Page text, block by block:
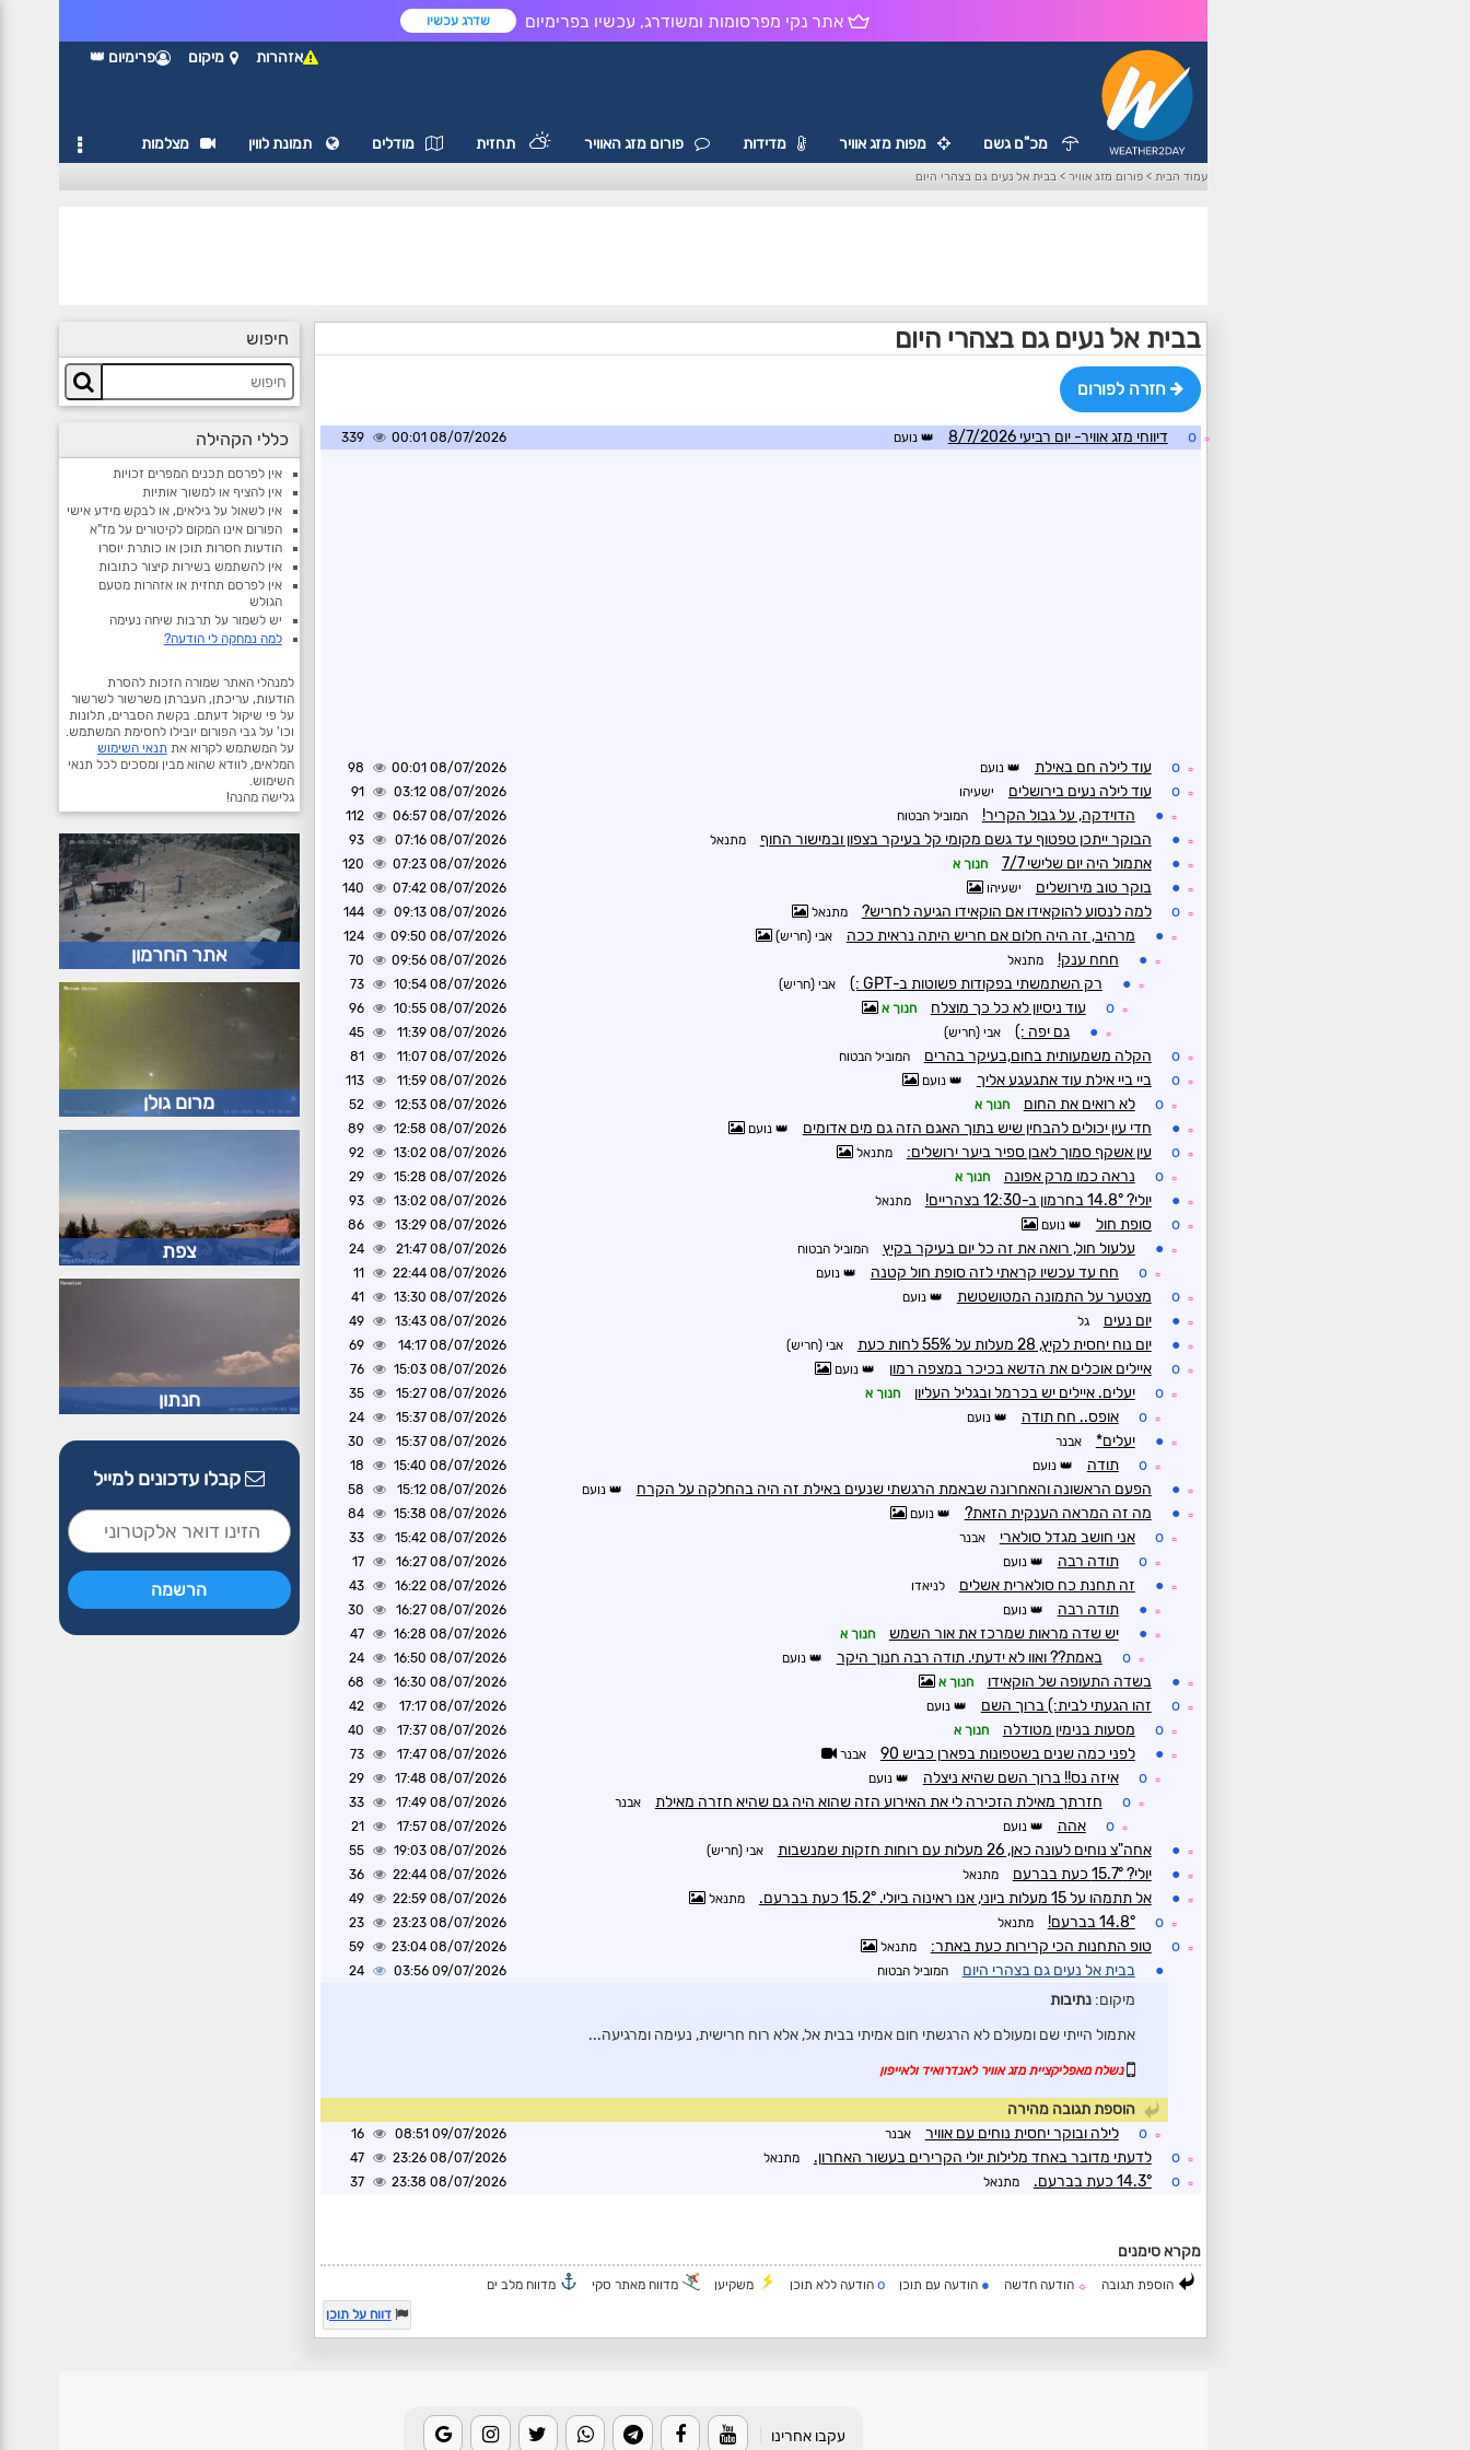
אתר נקי מפרסומות ומשודרג, עכשיו בפרימיום שדרג עכשיו
אזהרות מיקום פרימיום 👑
מכ"ם גשם מפות מזג אוויר מדידות פורום מזג האוויר תחזית מודלים תמונת לווין מצלמות
עמוד הבית >פורום מזג אוויר >בבית אל נעים גם בצהרי היום
בבית אל נעים גם בצהרי היום
חזרה לפורום
☼
o דיווחי מזג אוויר- יום רביעי 8/7/2026 נועם 08/07/2026 00:01
339
☼
o עוד לילה חם באילת נועם 08/07/2026 00:01
98
☼
o עוד לילה נעים בירושלים ישעיהו 08/07/2026 03:12
91
☼
● הדוידקה, על גבול הקריר! המוביל הבטוח 08/07/2026 06:57
112
☼
● הבוקר ייתכן טפטוף עד גשם מקומי קל בעיקר בצפון ובמישור החוף מתנאל 08/07/2026 07:16
93
☼
● אתמול היה יום שלישי 7/7 חנוך א 08/07/2026 07:23
120
☼
● בוקר טוב מירושלים ישעיהו 08/07/2026 07:42
140
☼
o למה לנסוע להוקאידו אם הוקאידו הגיעה לחריש? מתנאל 08/07/2026 09:13
144
☼
● מרהיב, זה היה חלום אם חריש היתה נראית ככה אבי (חריש) 08/07/2026 09:50
124
☼
● חחח ענק! מתנאל 08/07/2026 09:56
70
☼
● רק השתמשתי בפקודות פשוטות ב-GPT :) אבי (חריש) 08/07/2026 10:54
73
☼
o עוד ניסיון לא כל כך מוצלח חנוך א 08/07/2026 10:55
96
☼
● גם יפה :) אבי (חריש) 08/07/2026 11:39
45
☼
o הקלה משמעותית בחום,בעיקר בהרים המוביל הבטוח 08/07/2026 11:07
81
☼
o ביי ביי אילת עוד אתגעגע אליך נועם 08/07/2026 11:59
113
☼
o לא רואים את החום חנוך א 08/07/2026 12:53
52
☼
● חדי עין יכולים להבחין שיש בתוך האגם הזה גם מים אדומים נועם 08/07/2026 12:58
89
☼
o עין אשקף סמוך לאבן ספיר ביער ירושלים: מתנאל 08/07/2026 13:02
92
☼
o נראה כמו מרק אפונה חנוך א 08/07/2026 15:28
29
☼
● יולי? 14.8° בחרמון ב-12:30 בצהריים! מתנאל 08/07/2026 13:02
93
☼
o סופת חול נועם 08/07/2026 13:29
86
☼
● עלעול חול, רואה את זה כל יום בעיקר בקיץ המוביל הבטוח 08/07/2026 21:47
24
☼
o חח עד עכשיו קראתי לזה סופת חול קטנה נועם 08/07/2026 22:44
11
☼
o מצטער על התמונה המטושטשת נועם 08/07/2026 13:30
41
☼
● יום נעים גל 08/07/2026 13:43
49
☼
● יום נוח יחסית לקיץ, 28 מעלות על 55% לחות כעת אבי (חריש) 08/07/2026 14:17
69
☼
o איילים אוכלים את הדשא בכיכר במצפה רמון נועם 08/07/2026 15:03
76
☼
o יעלים. איילים יש בכרמל ובגליל העליון חנוך א 08/07/2026 15:27
35
☼
o אופס.. חח תודה נועם 08/07/2026 15:37
24
☼
● יעלים* אבנר 08/07/2026 15:37
30
☼
o תודה נועם 08/07/2026 15:40
18
☼
● הפעם הראשונה והאחרונה שבאמת הרגשתי שנעים באילת זה היה בהחלקה על הקרח נועם 08/07/2026 15:12
58
☼
● מה זה המראה הענקית הזאת? נועם 08/07/2026 15:38
84
☼
o אני חושב מגדל סולארי אבנר 08/07/2026 15:42
33
☼
o תודה רבה נועם 08/07/2026 16:27
17
☼
● זה תחנת כח סולארית אשלים לניאדו 08/07/2026 16:22
43
☼
● תודה רבה נועם 08/07/2026 16:27
30
☼
● יש שדה מראות שמרכז את אור השמש חנוך א 08/07/2026 16:28
47
☼
o באמת?? ואוו לא ידעתי. תודה רבה חנוך היקר נועם 08/07/2026 16:50
24
☼
● בשדה התעופה של הוקאידו חנוך א 08/07/2026 16:30
68
☼
o זהו הגעתי לבית:) ברוך השם נועם 08/07/2026 17:17
42
☼
o מסעות בנימין מטודלה חנוך א 08/07/2026 17:37
40
☼
● לפני כמה שנים בשטפונות בפארן כביש 90 אבנר 08/07/2026 17:47
73
☼
o איזה נס!! ברוך השם שהיא ניצלה נועם 08/07/2026 17:48
29
☼
o חזרתך מאילת הזכירה לי את האירוע הזה שהוא היה גם שהיא חזרה מאילת אבנר 08/07/2026 17:49
33
☼
o אהה נועם 08/07/2026 17:57
21
☼
● אחה"צ נוחים לעונה כאן, 26 מעלות עם רוחות חזקות שמנשבות אבי (חריש) 08/07/2026 19:03
55
☼
● יולי? 15.7° כעת בברעם מתנאל 08/07/2026 22:44
36
☼
● אל תתמהו על 15 מעלות ביוני, אנו ראינוה ביולי. 15.2° כעת בברעם. מתנאל 08/07/2026 22:59
49
☼
o 14.8° בברעם! מתנאל 08/07/2026 23:23
23
☼
o טופ התחנות הכי קרירות כעת באתר: מתנאל 08/07/2026 23:04
59
● בבית אל נעים גם בצהרי היום המוביל הבטוח 09/07/2026 03:56
24
מיקום:נתיבות
אתמול הייתי שם ומעולם לא הרגשתי חום אמיתי בבית אל, אלא רוח חרישית, נעימה ומרגיעה...
נשלח מאפליקציית מזג אוויר לאנדרואיד ולאייפון
הוספת תגובה מהירה
☼
o לילה ובוקר יחסית נוחים עם אוויר אבנר 09/07/2026 08:51
16
☼
o לדעתי מדובר באחד מלילות יולי הקרירים בעשור האחרון. מתנאל 08/07/2026 23:26
47
☼
o 14.3° כעת בברעם. מתנאל 08/07/2026 23:38
37
מקרא סימנים
הוספת תגובה ☼ הודעה חדשה ● הודעה עם תוכן o הודעה ללא תוכן משקיען מדווח מאתר סקי
מדווח מלב ים
דווח על תוכן
חיפוש
כללי הקהילה
אין לפרסם תכנים המפרים זכויות
אין להציף או למשוך אותיות
אין לשאול על גילאים, או לבקש מידע אישי
הפורום אינו המקום לקיטורים על מז"א
הודעות חסרות תוכן או כותרת יוסרו
אין להשתמש בשירות קיצור כתובות
אין לפרסם תחזית או אזהרות מטעם
הגולש
יש לשמור על תרבות שיחה נעימה
למה נמחקה לי הודעה?
למנהלי האתר שמורה הזכות להסרת
הודעות, עריכתן, העברתן משרשור לשרשור
על פי שיקול דעתם. בקשת הסברים, תלונות
וכו' על גבי הפורום יובילו לחסימת המשתמש.
על המשתמש לקרוא את תנאי השימוש
המלאים, לוודא שהוא מבין ומסכים לכל תנאי
השימוש.
גלישה מהנה!
אתר החרמון
מרום גולן
צפת
חנתון
קבלו עדכונים למייל
עקבו אחרינו